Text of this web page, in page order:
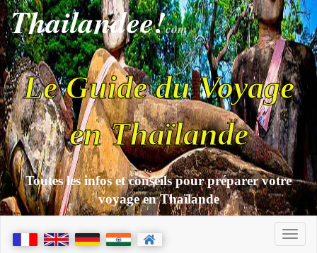
Thailandee!com
Le Guide du Voyage
en Thaïlande
Toutes les infos et conseils pour préparer votre
voyage en Thaïlande